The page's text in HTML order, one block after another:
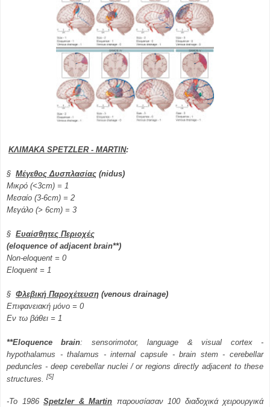
ΚΛΙΜΑΚΑ SPETZLER - MARTIN:
§ Μέγεθος Δυσπλασίας (nidus)
Μικρό (<3cm) = 1
Μεσαίο (3-6cm) = 2
Μεγάλο (> 6cm) = 3
§ Ευαίσθητες Περιοχές
(eloquence of adjacent brain**)
Non-eloquent = 0
Eloquent = 1
§ Φλεβική Παροχέτευση (venous drainage)
Επιφανειακή μόνο = 0
Εν τω βάθει = 1
**Eloquence brain: sensorimotor, language & visual cortex -
hypothalamus - thalamus - internal capsule - brain stem - cerebellar
peduncles - deep cerebellar nuclei / or regions directly adjacent to these
structures. [5]
-Το 1986 Spetzler& Martin παρουσίασαν 100 διαδοχικά χειρουργικά